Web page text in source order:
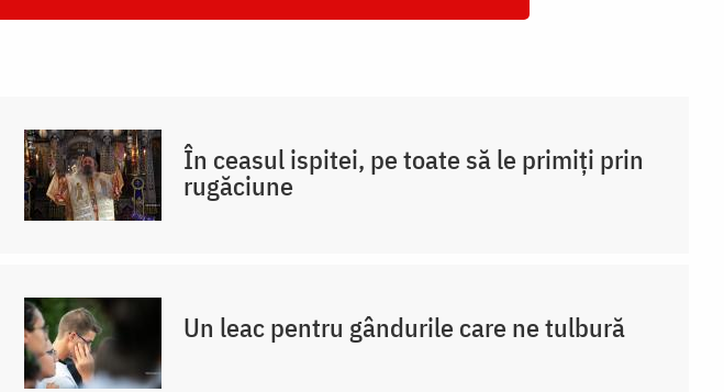
În ceasul ispitei, pe toate să le primiți prin
rugăciune
Un leac pentru gândurile care ne tulbură